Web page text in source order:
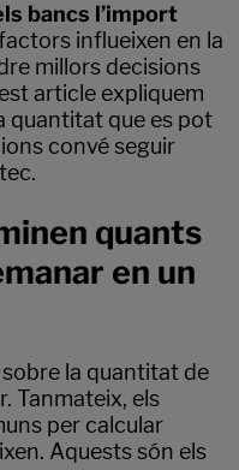
bancs l’import
influeixen en la
millors decisions
article expliquem
quantitat que es pot
convé seguir
quants
en un
la quantitat de
Tanmateix, els
per calcular
Aquests són els